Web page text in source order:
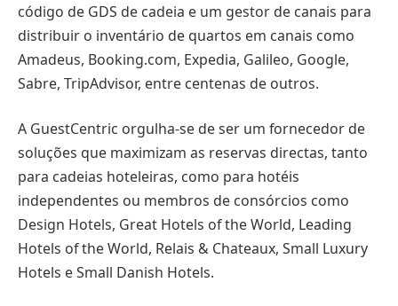
código de GDS de cadeia e um gestor de canais para
distribuir o inventário de quartos em canais como
Amadeus, Booking.com, Expedia, Galileo, Google,
Sabre, TripAdvisor, entre centenas de outros.
A GuestCentric orgulha-se de ser um fornecedor de
soluções que maximizam as reservas directas, tanto
para cadeias hoteleiras, como para hotéis
independentes ou membros de consórcios como
Design Hotels, Great Hotels of the World, Leading
Hotels of the World, Relais & Chateaux, Small Luxury
Hotels e Small Danish Hotels.